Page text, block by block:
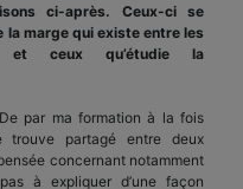
ci-après. Ceux-ci se
marge qui existe entre les
et ceux qu’étudie la
par ma formation à la fois
trouve partagé entre deux
concernant notamment
à expliquer d’une façon